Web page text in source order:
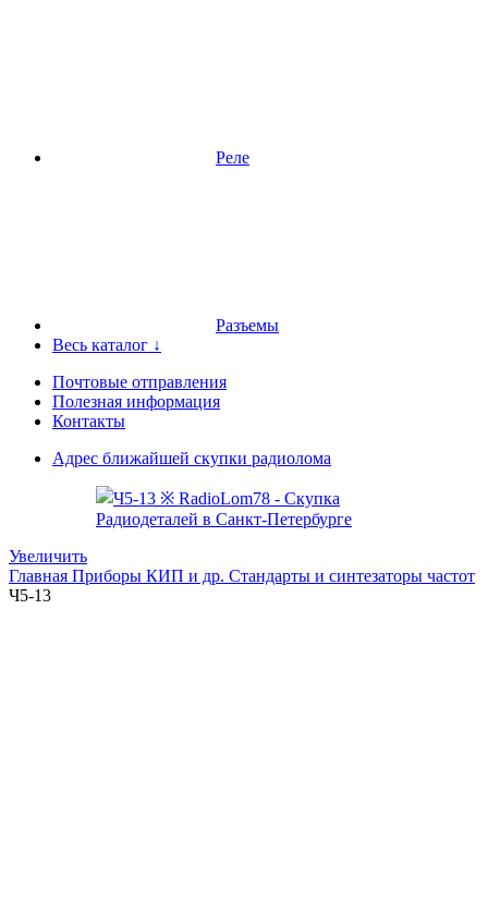
Реле
Разъемы
Весь каталог ↓
Почтовые отправления
Полезная информация
Контакты
Адрес ближайшей скупки радиолома
Увеличить
Главная Приборы КИП и др. Стандарты и синтезаторы частот
Ч5-13